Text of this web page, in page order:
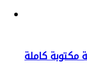
مكتوبة كاملة